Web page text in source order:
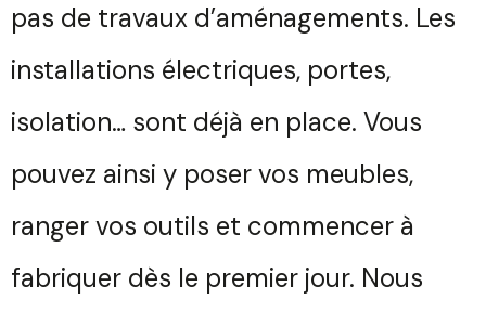
pas de travaux d’aménagements. Les
installations électriques, portes,
isolation… sont déjà en place. Vous
pouvez ainsi y poser vos meubles,
ranger vos outils et commencer à
fabriquer dès le premier jour. Nous